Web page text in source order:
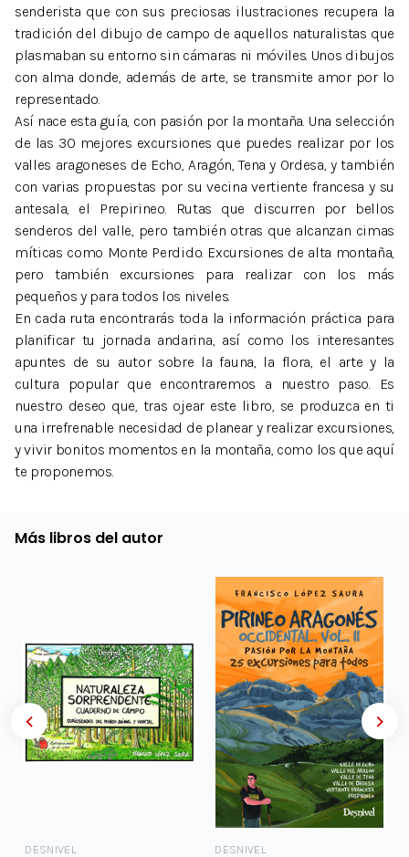
senderista que con sus preciosas ilustraciones recupera la
tradición del dibujo de campo de aquellos naturalistas que
plasmaban su entorno sin cámaras ni móviles. Unos dibujos
con alma donde, además de arte, se transmite amor por lo
representado.
Así nace esta guía, con pasión por la montaña. Una selección
de las 30 mejores excursiones que puedes realizar por los
valles aragoneses de Echo, Aragón, Tena y Ordesa, y también
con varias propuestas por su vecina vertiente francesa y su
antesala, el Prepirineo. Rutas que discurren por bellos
senderos del valle, pero también otras que alcanzan cimas
míticas como Monte Perdido. Excursiones de alta montaña,
pero también excursiones para realizar con los más
pequeños y para todos los niveles.
En cada ruta encontrarás toda la información práctica para
planificar tu jornada andarina, así como los interesantes
apuntes de su autor sobre la fauna, la flora, el arte y la
cultura popular que encontraremos a nuestro paso. Es
nuestro deseo que, tras ojear este libro, se produzca en ti
una irrefrenable necesidad de planear y realizar excursiones,
y vivir bonitos momentos en la montaña, como los que aquí
te proponemos.
Más libros del autor
DESNIVEL DESNIVEL